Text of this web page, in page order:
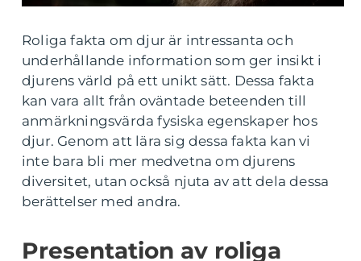
Roliga fakta om djur är intressanta och
underhållande information som ger insikt i
djurens värld på ett unikt sätt. Dessa fakta
kan vara allt från oväntade beteenden till
anmärkningsvärda fysiska egenskaper hos
djur. Genom att lära sig dessa fakta kan vi
inte bara bli mer medvetna om djurens
diversitet, utan också njuta av att dela dessa
berättelser med andra.
Presentation av roliga